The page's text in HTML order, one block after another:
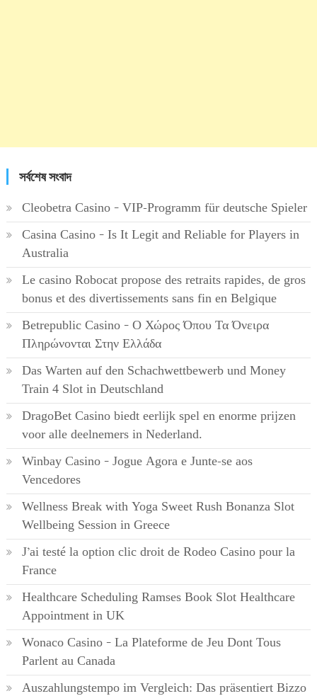
সর্বশেষ সংবাদ
Cleobetra Casino – VIP-Programm für deutsche Spieler
Casina Casino – Is It Legit and Reliable for Players in
Australia
Le casino Robocat propose des retraits rapides, de gros
bonus et des divertissements sans fin en Belgique
Betrepublic Casino – Ο Χώρος Όπου Τα Όνειρα
Πληρώνονται Στην Ελλάδα
Das Warten auf den Schachwettbewerb und Money
Train 4 Slot in Deutschland
DragoBet Casino biedt eerlijk spel en enorme prijzen
voor alle deelnemers in Nederland.
Winbay Casino – Jogue Agora e Junte-se aos
Vencedores
Wellness Break with Yoga Sweet Rush Bonanza Slot
Wellbeing Session in Greece
J’ai testé la option clic droit de Rodeo Casino pour la
France
Healthcare Scheduling Ramses Book Slot Healthcare
Appointment in UK
Wonaco Casino – La Plateforme de Jeu Dont Tous
Parlent au Canada
Auszahlungstempo im Vergleich: Das präsentiert Bizzo